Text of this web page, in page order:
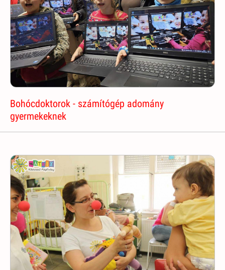
Bohócdoktorok - számítógép adomány
gyermekeknek